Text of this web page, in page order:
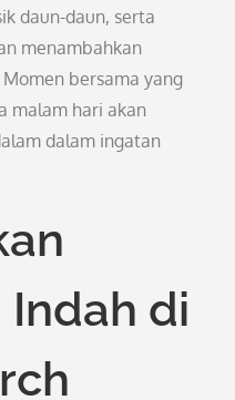
daun-daun, serta
menambahkan
bersama yang
malam hari akan
dalam ingatan
Indah di